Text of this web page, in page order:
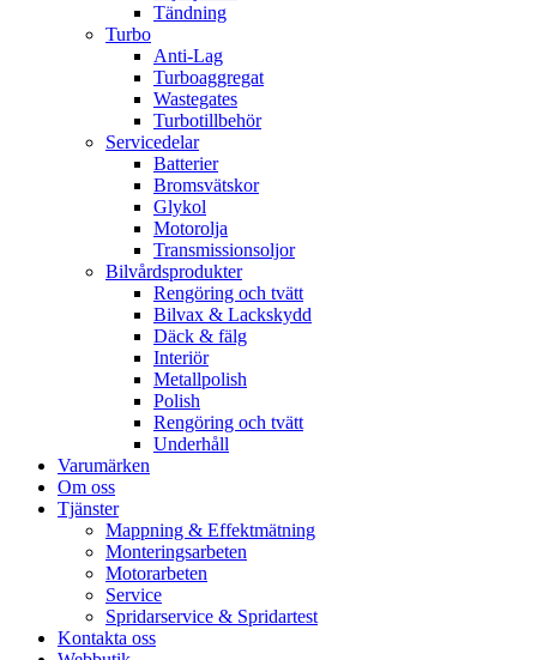
Tändning
Turbo
Anti-Lag
Turboaggregat
Wastegates
Turbotillbehör
Servicedelar
Batterier
Bromsvätskor
Glykol
Motorolja
Transmissionsoljor
Bilvårdsprodukter
Rengöring och tvätt
Bilvax & Lackskydd
Däck & fälg
Interiör
Metallpolish
Polish
Rengöring och tvätt
Underhåll
Varumärken
Om oss
Tjänster
Mappning & Effektmätning
Monteringsarbeten
Motorarbeten
Service
Spridarservice & Spridartest
Kontakta oss